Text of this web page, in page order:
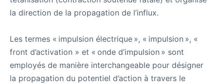
la direction de la propagation de l’influx.
Les termes « impulsion électrique », « impulsion », «
front d’activation » et « onde d’impulsion » sont
employés de manière interchangeable pour désigner
la propagation du potentiel d’action à travers le